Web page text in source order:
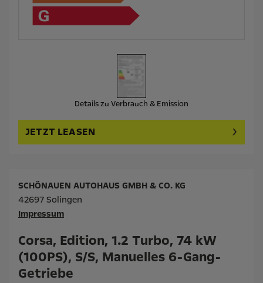
Details zu Verbrauch & Emission
JETZT LEASEN
Corsa, Edition, 1.2 Turbo, 74 kW
(100PS), S/S, Manuelles 6-Gang-
Getriebe
SCHÖNAUEN AUTOHAUS GMBH & CO. KG
42697 Solingen
Impressum